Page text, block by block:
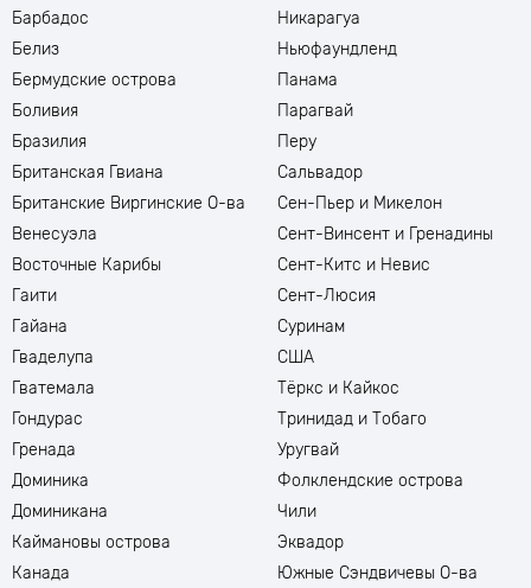
Барбадос
Белиз
Бермудские острова
Боливия
Бразилия
Британская Гвиана
Британские Виргинские О-ва
Венесуэла
Восточные Карибы
Гаити
Гайана
Гваделупа
Гватемала
Гондурас
Гренада
Доминика
Доминикана
Каймановы острова
Канада
Никарагуа
Ньюфаундленд
Панама
Парагвай
Перу
Сальвадор
Сен-Пьер и Микелон
Сент-Винсент и Гренадины
Сент-Китс и Невис
Сент-Люсия
Суринам
США
Тёркс и Кайкос
Тринидад и Тобаго
Уругвай
Фолклендские острова
Чили
Эквадор
Южные Сэндвичевы О-ва